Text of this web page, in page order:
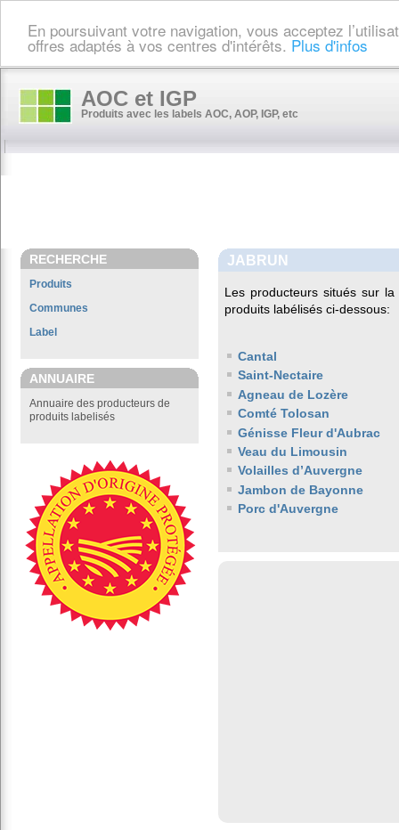
En poursuivant votre navigation, vous acceptez
offres adaptés à vos centres d'intérêts. Plus d'infos
AOC et IGP
Produits avec les labels AOC, AOP, IGP, etc
RECHERCHE
Produits
Communes
Label
ANNUAIRE
Annuaire des producteurs de
produits labelisés
JABRUN
Les producteurs situés sur
produits labélisés ci-dessous:
Cantal
Saint-Nectaire
Agneau de Lozère
Comté Tolosan
Génisse Fleur d'Aubrac
Veau du Limousin
Volailles d’Auvergne
Jambon de Bayonne
Porc d'Auvergne